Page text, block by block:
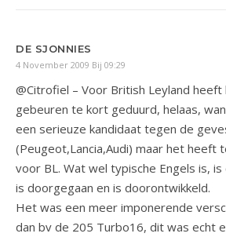
DE SJONNIES
4 November 2009 Bij 09:29
@Citrofiel – Voor British Leyland
gebeuren te kort geduurd, helaas,
een serieuze kandidaat tegen de
(Peugeot,Lancia,Audi) maar het heeft
voor BL. Wat wel typische Engels is,
is doorgegaan en is doorontwikkeld.
Het was een meer imponerende
dan bv de 205 Turbo16, dit was echt